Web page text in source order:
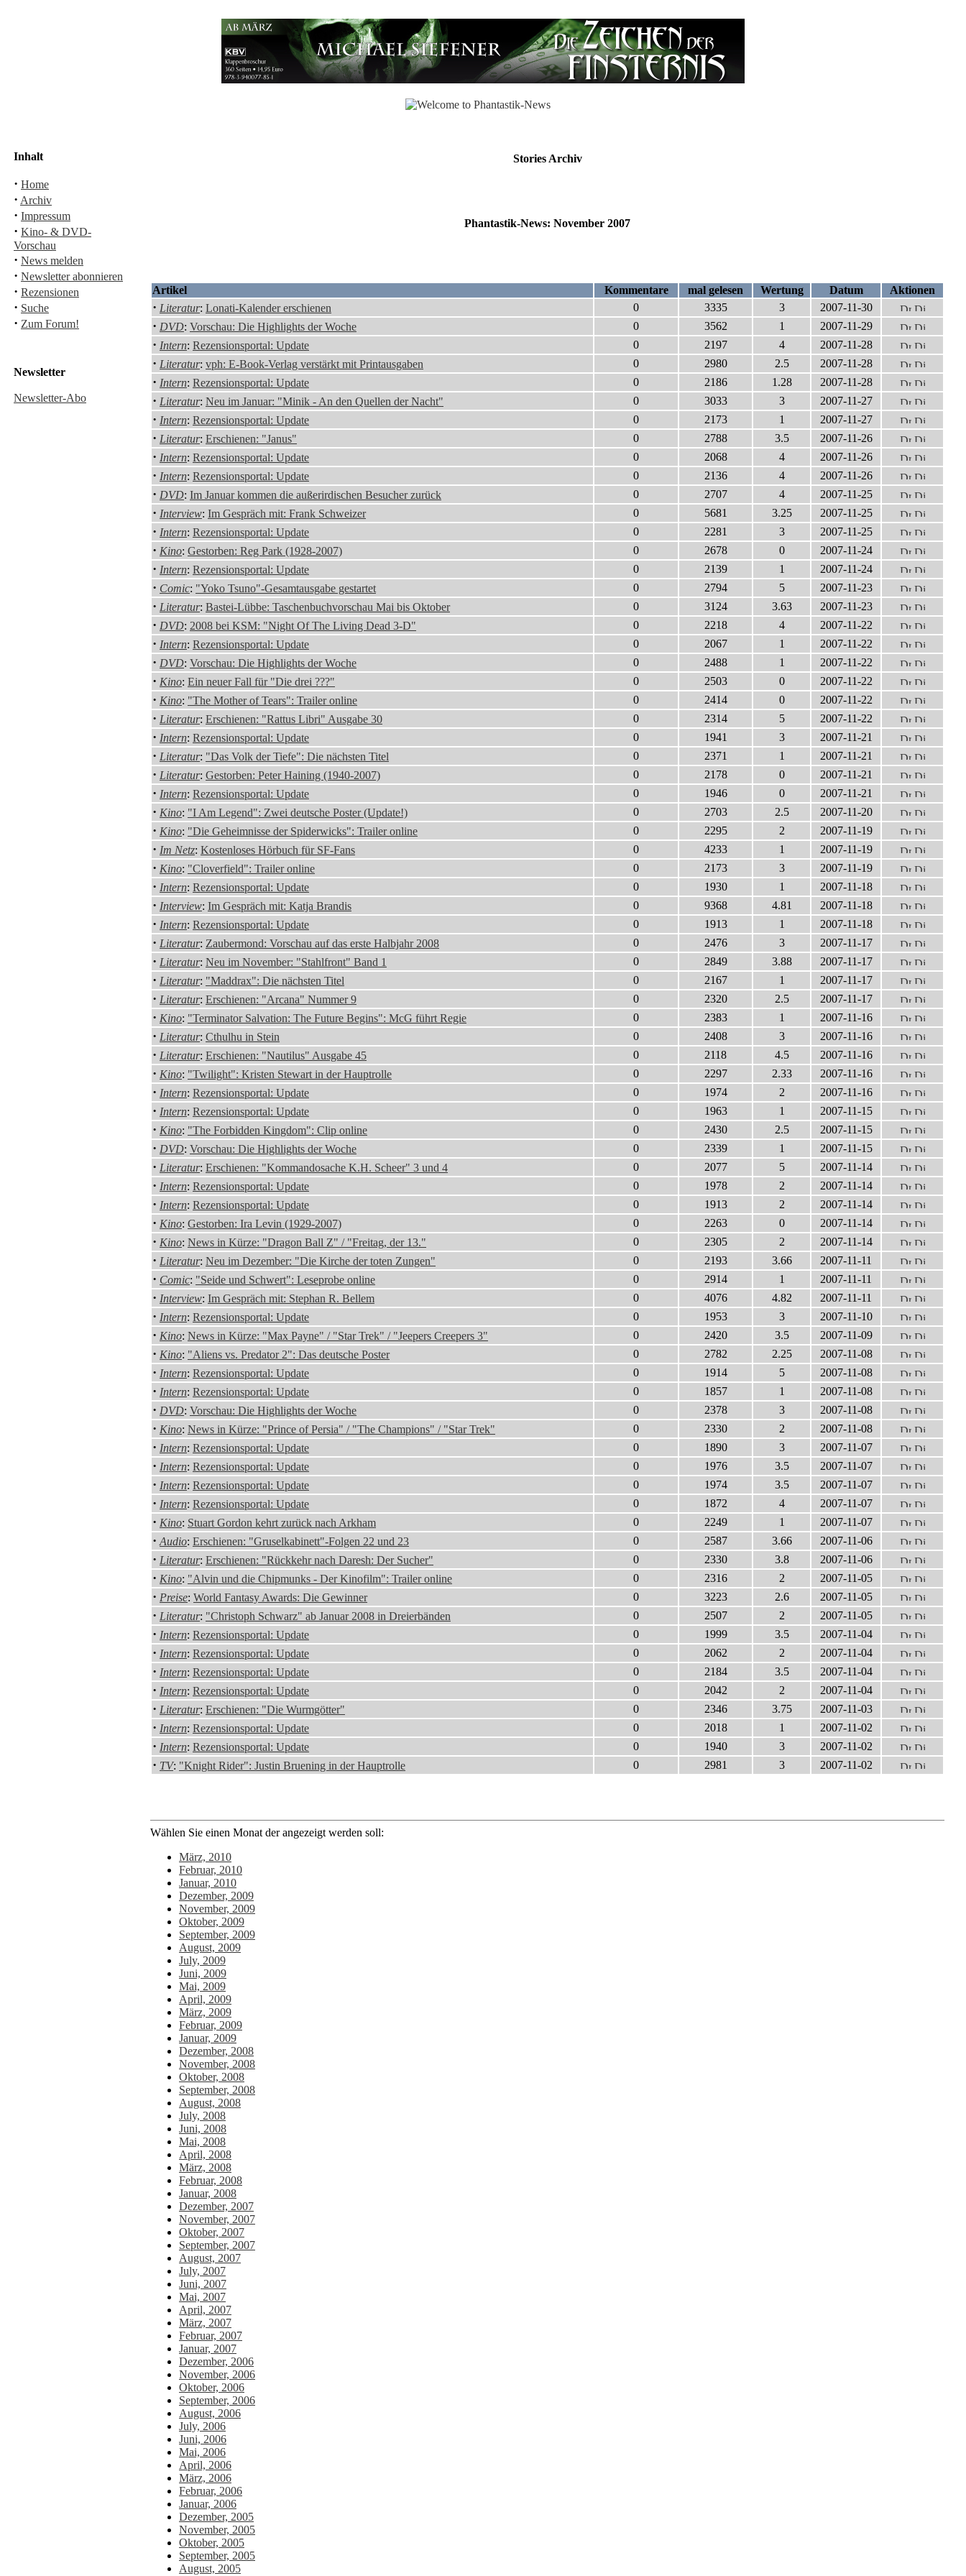
Inhalt
· Home
· Archiv
· Impressum
· Kino- & DVD-
Vorschau
· News melden
· Newsletter abonnieren
· Rezensionen
· Suche
· Zum Forum!
Newsletter
Newsletter-Abo
Stories Archiv
Phantastik-News: November 2007
Artikel Kommentare mal gelesen Wertung Datum Aktionen
· Literatur: Lonati-Kalender erschienen 0 3335 3 2007-11-30
· DVD: Vorschau: Die Highlights der Woche 0 3562 1 2007-11-29
· Intern: Rezensionsportal: Update 0 2197 4 2007-11-28
· Literatur: vph: E-Book-Verlag verstärkt mit Printausgaben 0 2980 2.5 2007-11-28
· Intern: Rezensionsportal: Update 0 2186 1.28 2007-11-28
· Literatur: Neu im Januar: "Minik - An den Quellen der Nacht" 0 3033 3 2007-11-27
· Intern: Rezensionsportal: Update 0 2173 1 2007-11-27
· Literatur: Erschienen: "Janus" 0 2788 3.5 2007-11-26
· Intern: Rezensionsportal: Update 0 2068 4 2007-11-26
· Intern: Rezensionsportal: Update 0 2136 4 2007-11-26
· DVD: Im Januar kommen die außerirdischen Besucher zurück 0 2707 4 2007-11-25
· Interview: Im Gespräch mit: Frank Schweizer 0 5681 3.25 2007-11-25
· Intern: Rezensionsportal: Update 0 2281 3 2007-11-25
· Kino: Gestorben: Reg Park (1928-2007) 0 2678 0 2007-11-24
· Intern: Rezensionsportal: Update 0 2139 1 2007-11-24
· Comic: "Yoko Tsuno"-Gesamtausgabe gestartet 0 2794 5 2007-11-23
· Literatur: Bastei-Lübbe: Taschenbuchvorschau Mai bis Oktober 0 3124 3.63 2007-11-23
· DVD: 2008 bei KSM: "Night Of The Living Dead 3-D" 0 2218 4 2007-11-22
· Intern: Rezensionsportal: Update 0 2067 1 2007-11-22
· DVD: Vorschau: Die Highlights der Woche 0 2488 1 2007-11-22
· Kino: Ein neuer Fall für "Die drei ???" 0 2503 0 2007-11-22
· Kino: "The Mother of Tears": Trailer online 0 2414 0 2007-11-22
· Literatur: Erschienen: "Rattus Libri" Ausgabe 30 0 2314 5 2007-11-22
· Intern: Rezensionsportal: Update 0 1941 3 2007-11-21
· Literatur: "Das Volk der Tiefe": Die nächsten Titel 0 2371 1 2007-11-21
· Literatur: Gestorben: Peter Haining (1940-2007) 0 2178 0 2007-11-21
· Intern: Rezensionsportal: Update 0 1946 0 2007-11-21
· Kino: "I Am Legend": Zwei deutsche Poster (Update!) 0 2703 2.5 2007-11-20
· Kino: "Die Geheimnisse der Spiderwicks": Trailer online 0 2295 2 2007-11-19
· Im Netz: Kostenloses Hörbuch für SF-Fans 0 4233 1 2007-11-19
· Kino: "Cloverfield": Trailer online 0 2173 3 2007-11-19
· Intern: Rezensionsportal: Update 0 1930 1 2007-11-18
· Interview: Im Gespräch mit: Katja Brandis 0 9368 4.81 2007-11-18
· Intern: Rezensionsportal: Update 0 1913 1 2007-11-18
· Literatur: Zaubermond: Vorschau auf das erste Halbjahr 2008 0 2476 3 2007-11-17
· Literatur: Neu im November: "Stahlfront" Band 1 0 2849 3.88 2007-11-17
· Literatur: "Maddrax": Die nächsten Titel 0 2167 1 2007-11-17
· Literatur: Erschienen: "Arcana" Nummer 9 0 2320 2.5 2007-11-17
· Kino: "Terminator Salvation: The Future Begins": McG führt Regie 0 2383 1 2007-11-16
· Literatur: Cthulhu in Stein 0 2408 3 2007-11-16
· Literatur: Erschienen: "Nautilus" Ausgabe 45 0 2118 4.5 2007-11-16
· Kino: "Twilight": Kristen Stewart in der Hauptrolle 0 2297 2.33 2007-11-16
· Intern: Rezensionsportal: Update 0 1974 2 2007-11-16
· Intern: Rezensionsportal: Update 0 1963 1 2007-11-15
· Kino: "The Forbidden Kingdom": Clip online 0 2430 2.5 2007-11-15
· DVD: Vorschau: Die Highlights der Woche 0 2339 1 2007-11-15
· Literatur: Erschienen: "Kommandosache K.H. Scheer" 3 und 4 0 2077 5 2007-11-14
· Intern: Rezensionsportal: Update 0 1978 2 2007-11-14
· Intern: Rezensionsportal: Update 0 1913 2 2007-11-14
· Kino: Gestorben: Ira Levin (1929-2007) 0 2263 0 2007-11-14
· Kino: News in Kürze: "Dragon Ball Z" / "Freitag, der 13." 0 2305 2 2007-11-14
· Literatur: Neu im Dezember: "Die Kirche der toten Zungen" 0 2193 3.66 2007-11-11
· Comic: "Seide und Schwert": Leseprobe online 0 2914 1 2007-11-11
· Interview: Im Gespräch mit: Stephan R. Bellem 0 4076 4.82 2007-11-11
· Intern: Rezensionsportal: Update 0 1953 3 2007-11-10
· Kino: News in Kürze: "Max Payne" / "Star Trek" / "Jeepers Creepers 3" 0 2420 3.5 2007-11-09
· Kino: "Aliens vs. Predator 2": Das deutsche Poster 0 2782 2.25 2007-11-08
· Intern: Rezensionsportal: Update 0 1914 5 2007-11-08
· Intern: Rezensionsportal: Update 0 1857 1 2007-11-08
· DVD: Vorschau: Die Highlights der Woche 0 2378 3 2007-11-08
· Kino: News in Kürze: "Prince of Persia" / "The Champions" / "Star Trek" 0 2330 2 2007-11-08
· Intern: Rezensionsportal: Update 0 1890 3 2007-11-07
· Intern: Rezensionsportal: Update 0 1976 3.5 2007-11-07
· Intern: Rezensionsportal: Update 0 1974 3.5 2007-11-07
· Intern: Rezensionsportal: Update 0 1872 4 2007-11-07
· Kino: Stuart Gordon kehrt zurück nach Arkham 0 2249 1 2007-11-07
· Audio: Erschienen: "Gruselkabinett"-Folgen 22 und 23 0 2587 3.66 2007-11-06
· Literatur: Erschienen: "Rückkehr nach Daresh: Der Sucher" 0 2330 3.8 2007-11-06
· Kino: "Alvin und die Chipmunks - Der Kinofilm": Trailer online 0 2316 2 2007-11-05
· Preise: World Fantasy Awards: Die Gewinner 0 3223 2.6 2007-11-05
· Literatur: "Christoph Schwarz" ab Januar 2008 in Dreierbänden 0 2507 2 2007-11-05
· Intern: Rezensionsportal: Update 0 1999 3.5 2007-11-04
· Intern: Rezensionsportal: Update 0 2062 2 2007-11-04
· Intern: Rezensionsportal: Update 0 2184 3.5 2007-11-04
· Intern: Rezensionsportal: Update 0 2042 2 2007-11-04
· Literatur: Erschienen: "Die Wurmgötter" 0 2346 3.75 2007-11-03
· Intern: Rezensionsportal: Update 0 2018 1 2007-11-02
· Intern: Rezensionsportal: Update 0 1940 3 2007-11-02
· TV: "Knight Rider": Justin Bruening in der Hauptrolle 0 2981 3 2007-11-02
Wählen Sie einen Monat der angezeigt werden soll:
März, 2010
Februar, 2010
Januar, 2010
Dezember, 2009
November, 2009
Oktober, 2009
September, 2009
August, 2009
July, 2009
Juni, 2009
Mai, 2009
April, 2009
März, 2009
Februar, 2009
Januar, 2009
Dezember, 2008
November, 2008
Oktober, 2008
September, 2008
August, 2008
July, 2008
Juni, 2008
Mai, 2008
April, 2008
März, 2008
Februar, 2008
Januar, 2008
Dezember, 2007
November, 2007
Oktober, 2007
September, 2007
August, 2007
July, 2007
Juni, 2007
Mai, 2007
April, 2007
März, 2007
Februar, 2007
Januar, 2007
Dezember, 2006
November, 2006
Oktober, 2006
September, 2006
August, 2006
July, 2006
Juni, 2006
Mai, 2006
April, 2006
März, 2006
Februar, 2006
Januar, 2006
Dezember, 2005
November, 2005
Oktober, 2005
September, 2005
August, 2005